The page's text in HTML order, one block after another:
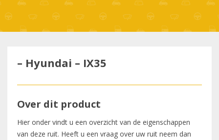
– Hyundai – IX35
Over dit product
Hier onder vindt u een overzicht van de eigenschappen
van deze ruit. Heeft u een vraag over uw ruit neem dan